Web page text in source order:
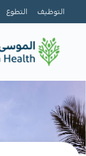
التوظيف التطوع